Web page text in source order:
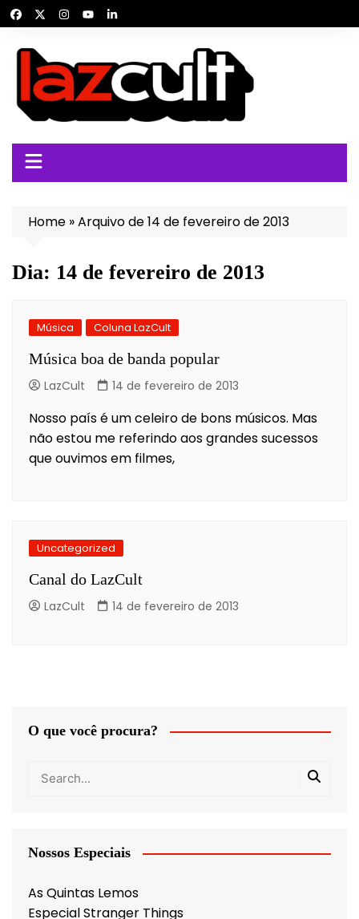
para
conteúdo
Home »Arquivo de 14 de fevereiro de 2013
Dia: 14 de fevereiro de 2013
Música Coluna LazCult
Música boa de banda popular
LazCult 14 de fevereiro de 2013
Nosso país é um celeiro de bons músicos. Mas
não estou me referindo aos grandes sucessos
que ouvimos em filmes,
Uncategorized
Canal do LazCult
LazCult 14 de fevereiro de 2013
O que você procura?
Nossos Especiais
As Quintas Lemos
Especial Stranger Things